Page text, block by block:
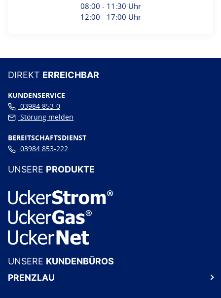
08:00 - 11:30 Uhr
12:00 - 17:00 Uhr
DIREKT ERREICHBAR
KUNDENSERVICE
03984 853-0
Störung melden
BEREITSCHAFTSDIENST
03984 853-222
UNSERE PRODUKTE
UNSERE KUNDENBÜROS
PRENZLAU